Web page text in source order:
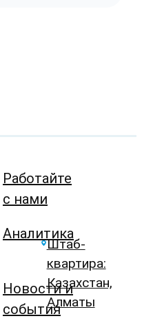
Работайте
с нами
Аналитика
Новости и
события
Штаб-
квартира:
Казахстан,
Алматы